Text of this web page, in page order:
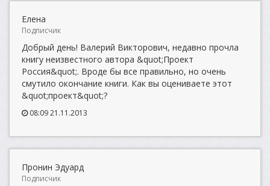
Елена
Подписчик
Добрый день! Валерий Викторович, недавно прочла
книгу неизвестного автора &quot;Проект
Россия&quot;. Вроде бы все правильно, но очень
смутило окончание книги. Как вы оцениваете этот
&quot;проект&quot;?
08:09 21.11.2013
Пронин Эдуард
Подписчик